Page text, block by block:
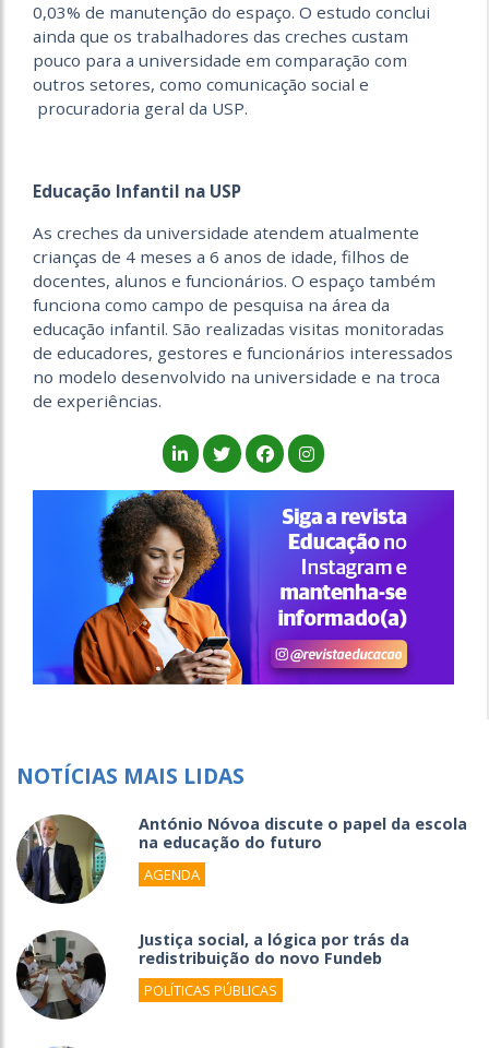
0,03% de manutenção do espaço. O estudo conclui
ainda que os trabalhadores das creches custam
pouco para a universidade em comparação com
outros setores, como comunicação social e
procuradoria geral da USP.
Educação Infantil na USP
As creches da universidade atendem atualmente
crianças de 4 meses a 6 anos de idade, filhos de
docentes, alunos e funcionários. O espaço também
funciona como campo de pesquisa na área da
educação infantil. São realizadas visitas monitoradas
de educadores, gestores e funcionários interessados
no modelo desenvolvido na universidade e na troca
de experiências.
NOTÍCIAS MAIS LIDAS
António Nóvoa discute o papel da escola
na educação do futuro
AGENDA
Justiça social, a lógica por trás da
redistribuição do novo Fundeb
POLÍTICAS PÚBLICAS